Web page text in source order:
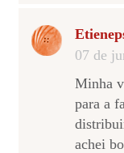
07 de
Minha
para a
achei